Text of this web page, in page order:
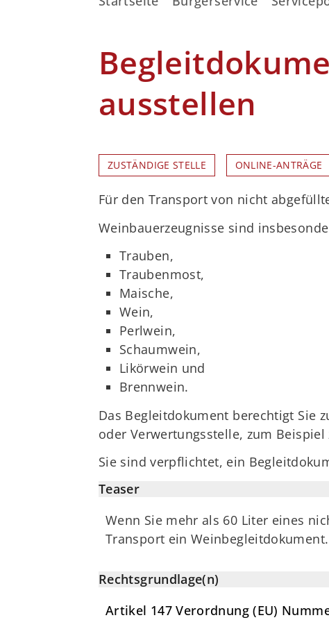
ausstellen
ZUSTÄNDIGE STELLE ONLINE-ANTRÄGE
Für den Transport von nicht
Weinbauerzeugnisse sind
Trauben,
Traubenmost,
Maische,
Wein,
Perlwein,
Schaumwein,
Likörwein und
Brennwein.
Das Begleitdokument berechtigt Sie
oder Verwertungsstelle, zum Beispiel
Sie sind verpflichtet, ein
Teaser
Wenn Sie mehr als 60 Liter eines
Transport ein Weinbegleitdokument.
Rechtsgrundlage(n)
Artikel 147 Verordnung (EU)